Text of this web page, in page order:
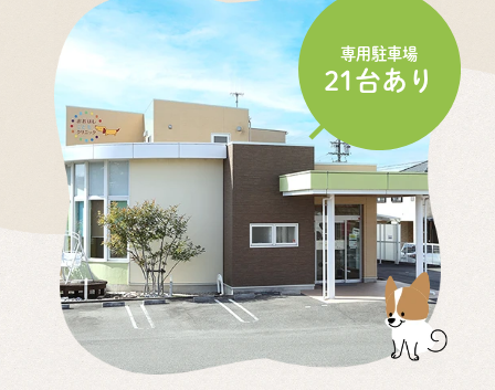
専用駐車場
21台あり